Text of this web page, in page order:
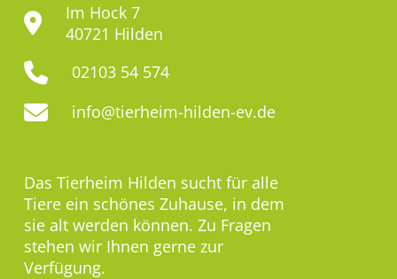
Im Hock 7
40721 Hilden
02103 54 574
info@tierheim-hilden-ev.de
Das Tierheim Hilden sucht für alle
Tiere ein schönes Zuhause, in dem
sie alt werden können. Zu Fragen
stehen wir Ihnen gerne zur
Verfügung.